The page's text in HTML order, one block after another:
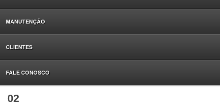
MANUTENÇÃO
CLIENTES
FALE CONOSCO
02